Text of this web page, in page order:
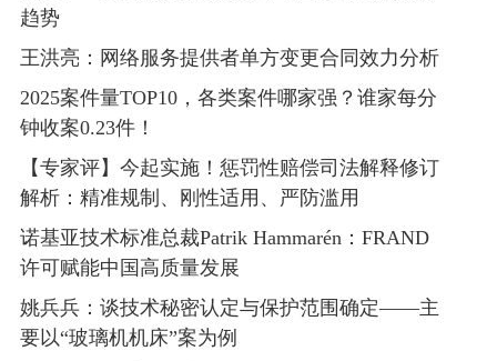
趋势
王洪亮：网络服务提供者单方变更合同效力分析
2025案件量TOP10，各类案件哪家强？谁家每分
钟收案0.23件！
【专家评】今起实施！惩罚性赔偿司法解释修订
解析：精准规制、刚性适用、严防滥用
诺基亚技术标准总裁Patrik Hammarén：FRAND
许可赋能中国高质量发展
姚兵兵：谈技术秘密认定与保护范围确定——主
要以“玻璃机机床”案为例